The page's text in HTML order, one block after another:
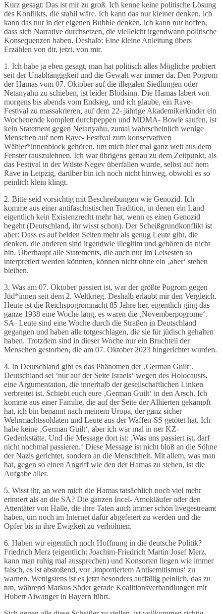
Kurz gesagt: Das ist mir zu groß. Ich kenne keine politische Lösung
des Konflikts, die stabil wäre. Ich kann das nur kleiner denken, ich
kann das nur in der eigenen Bubble denken, ich kann nur hoffen,
dass sich Narrative durchsetzen, die vielleicht irgendwann politische
Konsequenzen haben. Deshalb: Eine kleine Anleitung übers
Erzählen von dir, jetzt, von mir.
1. Ich habe ja eben gesagt, man hat politisch alles Mögliche probiert
seit der Unabhängigkeit und die Gewalt war immer da. Den Pogrom
der Hamas vom 07. Oktober auf die illegalen Siedlungen oder
Netanyahu zu schieben, ist leider Blödsinn. Die Hamas labert von
morgens bis abends vom Endsieg, und ich glaube, ein Rave-
Festival zu massakrieren, auf dem 22- jährige Akademikerkinder ein
Wochenende komplett durchpeppen und MDMA- Bowle saufen, ist
kein Statement gegen Netanyahu, zumal wahrscheinlich wenige
Menschen auf nem Rave- Festival zum konservativen
Wähler*innenblock gehören, um mich hier mal ganz weit aus dem
Fenster rauszulehnen. Ich war übrigens genau zu dem Zeitpunkt, als
das Festival in der Wüste Negev überfallen wurde, selbst auf nem
Rave in Leipzig, darüber bin ich noch nicht hinweg, obwohl es so
peinlich klein klingt.
2. Bitte seid vorsichtig mit Beschreibungen wie Genozid. Ich
komme aus einer antifaschistischen Tradition, in denen ein Land
eigentlich kein Existenzrecht mehr hat, wenn es einen Genozid
begeht (Deutschland, ihr wisst schon). Der Scheißgrundkonflikt ist
aber: Dass es auf beiden Seiten mehr als genug Leute gibt, die
denken, die anderen sind irgendwie illegitim und gehören da nicht
hin. Überhaupt alle Statements, die auch nur im Leisesten so
interpretiert werden könnten, können nicht ohne ein ‚aber‘ stehen
bleiben.
3. Was am 07. Oktober passiert ist, war der größte Pogrom gegen
Jüd*innen seit dem 2. Weltkrieg. Deshalb erlaubt mir den Vergleich.
Heute ist die Reichspogromnacht 85 Jahre her, eigentlich ging das
ganze 1938 eine Woche lang, es waren die ‚Novemberpogrome‘.
SA- Leute sind eine Woche durch die Straßen in Deutschland
gegangen und haben alle totgeschlagen, die sie für jüdisch gehalten
haben. Trotzdem sind in dieser Woche nur ein Bruchteil der
Menschen gestorben, die am 07. Oktober 2023 hingerichtet wurden.
4. In Deutschland gibt es das Phänomen der ‚German Guilt‘.
Deutschland sei ’nur auf der Seite Israels‘ wegen des Holocausts,
eine Argumentation, die innerhalb der gesellschaftlichen Linken
verbreitet ist. Schiebt euch eure ‚German Guilt‘ in den Arsch. Ich
komme aus einer Familie, die auf der Seite der Alliierten gekämpft
hat, ich bin benannt nach meinem Uropa, der ganz sicher
Wehrmachtssoldaten und Leute aus der Waffen-SS getötet hat. Ich
habe keine ‚German Guilt‘, aber ich war mal in ner KZ-
Gedenkstätte. Und die Message dort ist: ‚Was uns passiert ist, darf
nicht nochmal passieren.‘ Diese Message ist nicht bloß an die Söhne
der Nazis gerichtet, sondern an die Menschheit. Mit allem, was man
hat, gegen so einen Angriff wie den der Hamas zu stehen, ist die
Aufgabe aller.
5. Wisst ihr, an wen mich die Hamas tatsächlich noch viel mehr
erinnert als an die SA? Die ganzen Incel- Amokläufer oder den
Attentäter von Halle, die ihre Taten auch immer schön livegestreamt
haben, um noch im Internet dafür abgefeiert zu werden und die
Opfer bis in ihre Ewigkeit zu verhöhnen.
6. Haben wir eigentlich noch Hoffnung in die deutsche Politik?
Friedrich Merz (eigentlich: Joachim-Friedrich Martin Josef Merz,
kann man ruhig mal aussprechen) und Konsorten liegen wie immer
falsch, es ist abstoßend, vor ‚importiertem Antisemitismus‘ zu
warnen. Wenigstens ist es jetzt besonders auffällig peinlich, das zu
tun, während Markus Söder gerade Koalitionsverhandlungen mit
Hubert Aiwanger in Bayern führt.